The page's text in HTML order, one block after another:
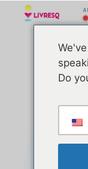
Curs –
Do